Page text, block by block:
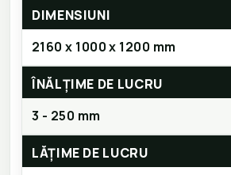
DIMENSIUNI
2160 x 1000 x 1200 mm
ÎNĂLȚIME DE LUCRU
3 - 250 mm
LĂȚIME DE LUCRU